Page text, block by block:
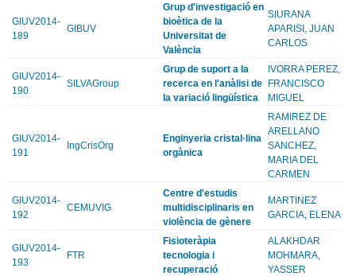
GIUV2014-
189
GIBUV
Grup d'investigació en
bioètica de la
Universitat de
València
SIURANA
APARISI, JUAN
CARLOS
GIUV2014-
190
SILVAGroup
Grup de suport a la
recerca en l'anàlisi de
la variació lingüística
IVORRA PEREZ,
FRANCISCO
MIGUEL
GIUV2014-
191
IngCrisOrg
Enginyeria cristal·lina
orgànica
RAMIREZ DE
ARELLANO
SANCHEZ,
MARIA DEL
CARMEN
GIUV2014-
192
CEMUVIG
Centre d'estudis
multidisciplinaris en
violència de gènere
MARTINEZ
GARCIA, ELENA
GIUV2014-
193
FTR
Fisioteràpia
tecnologia i
recuperació
ALAKHDAR
MOHMARA,
YASSER